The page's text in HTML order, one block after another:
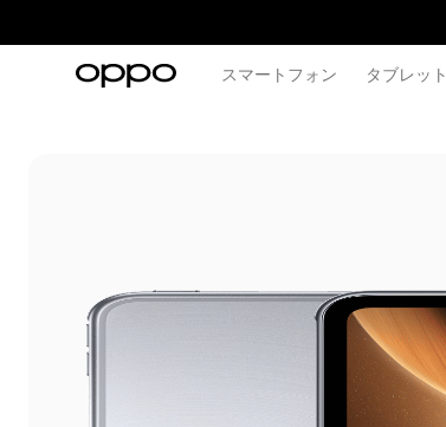
スマートフォン タブレット